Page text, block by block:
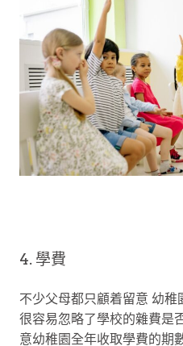
4. 學費
不少父母都只顧着留意 幼
很容易忽略了學校的雜費是
意幼稚園全年收取學費的期